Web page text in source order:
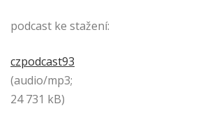
podcast ke stažení:
czpodcast93
(audio/mp3;
24 731 kB)